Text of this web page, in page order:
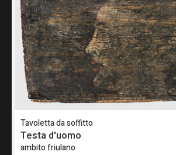
Tavoletta da soffitto
Testa d'uomo
ambito friulano